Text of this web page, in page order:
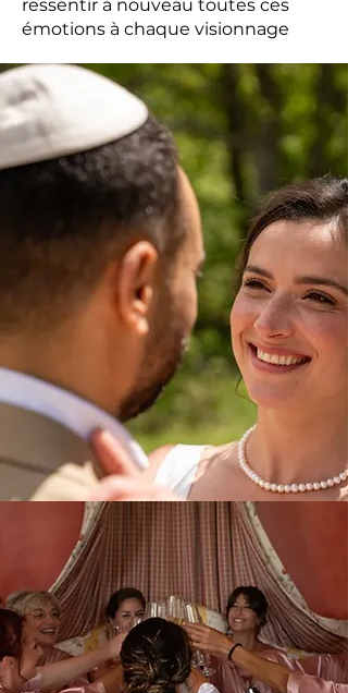
ressentir à nouveau toutes ces
émotions à chaque visionnage